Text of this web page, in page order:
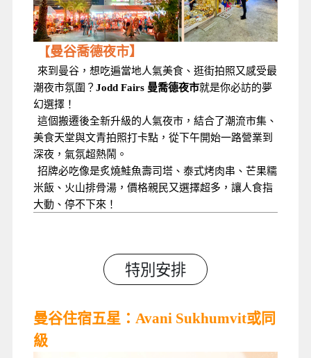
【曼谷喬德夜市】
來到曼谷，想吃遍當地人氣美食、逛街拍照又感受最
潮夜市氛圍？ Jodd Fairs 曼喬德夜市就是你必訪的夢
幻選擇！
這個搬遷後全新升級的人氣夜市，結合了潮流市集、
美食天堂與文青拍照打卡點，從下午開始一路營業到
深夜，氣氛超熱鬧。
招牌必吃像是炙燒鮭魚壽司塔、泰式烤肉串、芒果糯
米飯、火山排骨湯，價格親民又選擇超多，讓人食指
大動、停不下來！
特別安排
曼谷住宿五星：Avani Sukhumvit或同
級